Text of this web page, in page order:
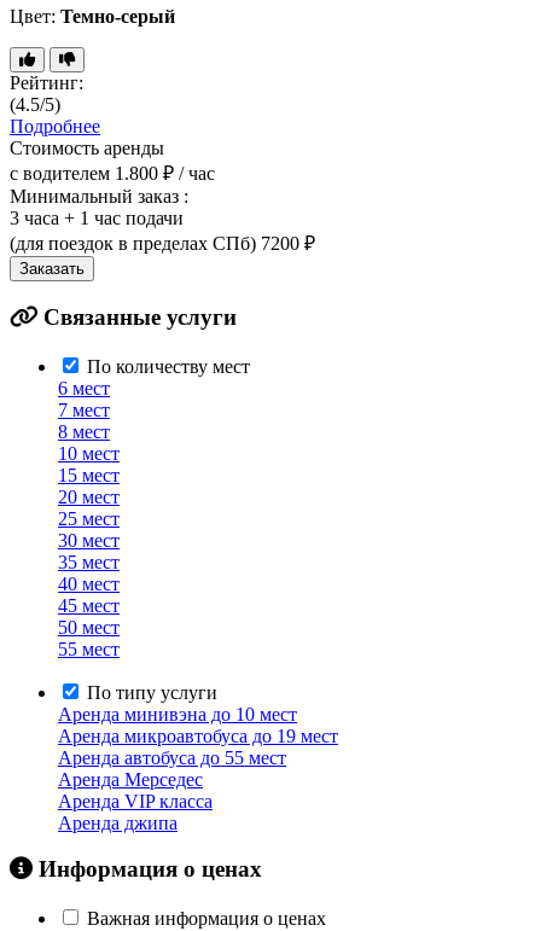
Цвет: Темно-серый
Рейтинг:
(4.5/5)
Подробнее
Стоимость аренды
с водителем 1.800 ₽ / час
Минимальный заказ :
3 часа + 1 час подачи
(для поездок в пределах СПб) 7200 ₽
Заказать
Связанные услуги
По количеству мест
6 мест
7 мест
8 мест
10 мест
15 мест
20 мест
25 мест
30 мест
35 мест
40 мест
45 мест
50 мест
55 мест
По типу услуги
Аренда минивэна до 10 мест
Аренда микроавтобуса до 19 мест
Аренда автобуса до 55 мест
Аренда Мерседес
Аренда VIP класса
Аренда джипа
Информация о ценах
Важная информация о ценах